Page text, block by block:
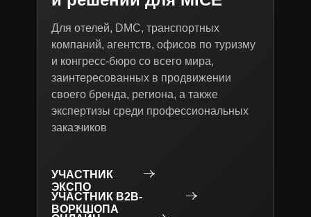
Для отелей, DMC, транспортных
компаний, агентств, офисов по туризму
и конгресс-бюро со всего мира,
заинтересованных в продвижении
своего бренда, региона, а также
экспертизы среди профессиональных
заказчиков
УЧАСТНИК
ЭКСПО
УЧАСТНИК B2B-
ВОРКШОПА